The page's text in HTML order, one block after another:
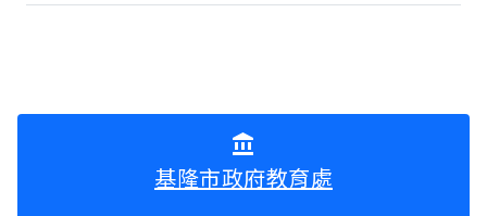
account_balance
基隆市政府教育處